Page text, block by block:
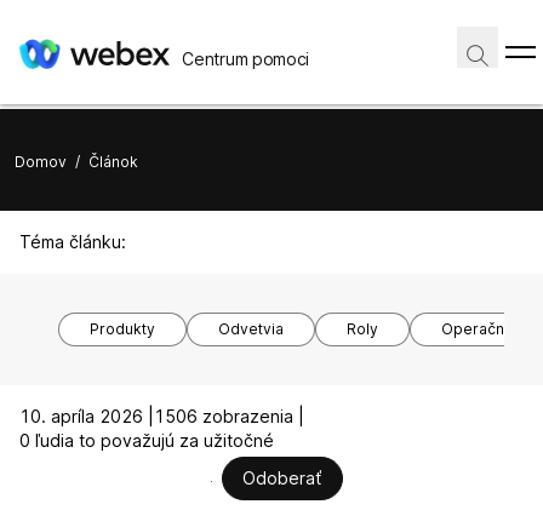
Centrum pomoci
Domov / Článok
Téma článku:
Produkty Odvetvia Roly Operačné
10. apríla 2026 |
1506 zobrazenia |
0 ľudia to považujú za užitočné
Odoberať